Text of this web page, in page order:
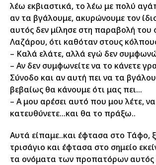
λέω εκβιαστικά, το λέω με πολύ
αν τα βγάλουμε, ακυρώνουμε τον
αυτός δεν μίλησε στη παραβολή
Λαζάρου, ότι καθόταν στους
– Καλά ελάτε, αλλά εγώ δεν
– Αν δεν συμφωνείτε να το κάνετε
Σύνοδο και αν αυτή πει να τα
βεβαίως θα κάνουμε ότι μας πει…
– Α μου αρέσει αυτό που μου λέτε,
κατευθύνετε…και θα το πράξω..
Αυτά είπαμε..και έφτασα στο Τάφο,
τρισάγιο και έφτασα στο σημείο
τα ονόματα των προπατόρων αυτός